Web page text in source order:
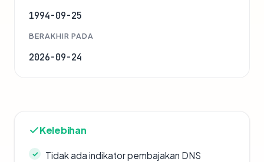
1994-09-25
BERAKHIR PADA
2026-09-24
Kelebihan
Tidak ada indikator pembajakan DNS